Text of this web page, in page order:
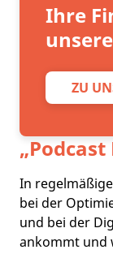
Ihre
ZU
„Podcast
In
bei der
und bei der
ankommt und